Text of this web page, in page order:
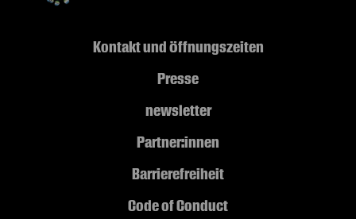
Kontakt und Öffnungszeiten
Presse
newsletter
Partner:innen
Barrierefreiheit
Code of Conduct